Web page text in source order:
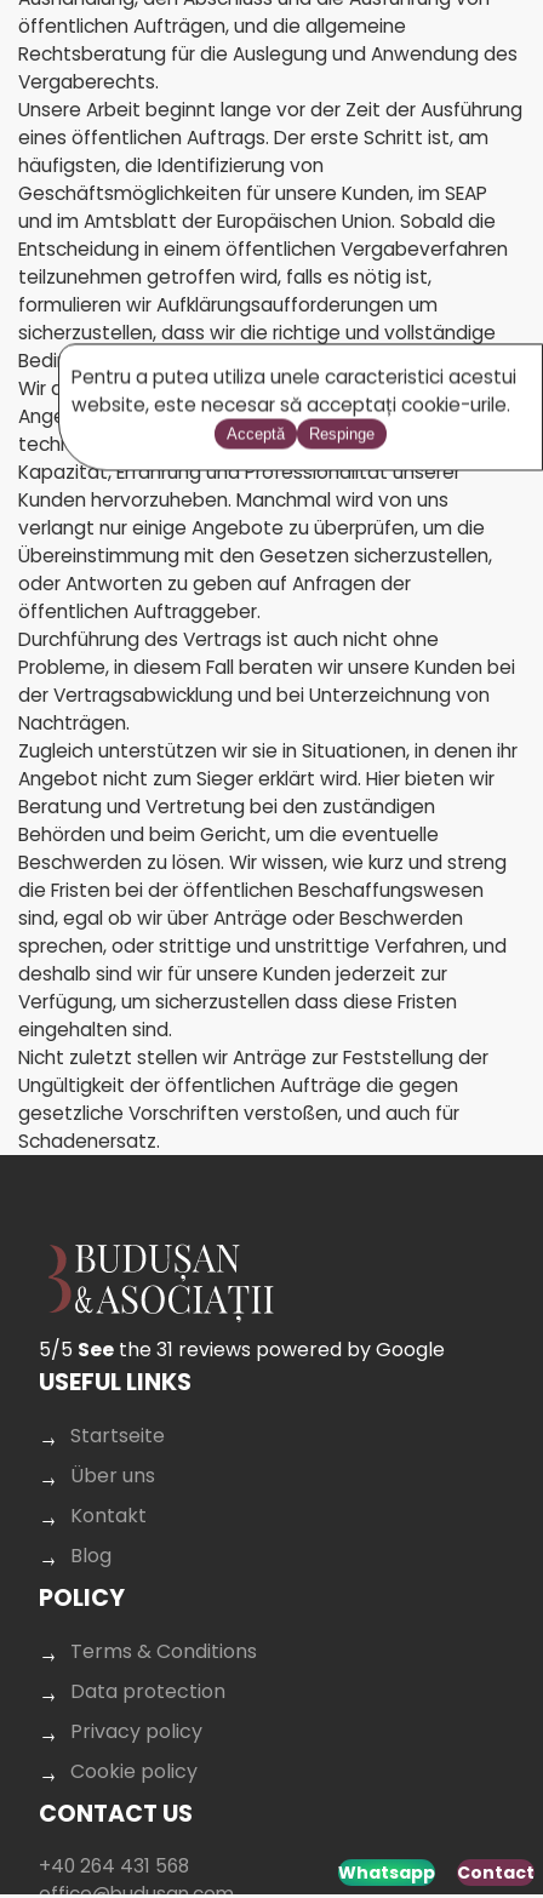
öffentlichen Aufträgen, und die allgemeine
Rechtsberatung für die Auslegung und Anwendung des
Vergaberechts.
Unsere Arbeit beginnt lange vor der Zeit der Ausführung
eines öffentlichen Auftrags. Der erste Schritt ist, am
häufigsten, die Identifizierung von
Geschäftsmöglichkeiten für unsere Kunden, im SEAP
und im Amtsblatt der Europäischen Union. Sobald die
Entscheidung in einem öffentlichen Vergabeverfahren
teilzunehmen getroffen wird, falls es nötig ist,
formulieren wir Aufklärungsaufforderungen um
sicherzustellen, dass wir die richtige und vollständige
Bedingungen und Informationen kennen.
Wir arbeiten mit Experten bei der Ausarbeitung von
Angeboten für die Teilnahme, auch im Falle von
technischen und finanziellen Angeboten, um die
Kapazität, Erfahrung und Professionalität unserer
Kunden hervorzuheben. Manchmal wird von uns
verlangt nur einige Angebote zu überprüfen, um die
Übereinstimmung mit den Gesetzen sicherzustellen,
oder Antworten zu geben auf Anfragen der
öffentlichen Auftraggeber.
Durchführung des Vertrags ist auch nicht ohne
Probleme, in diesem Fall beraten wir unsere Kunden bei
der Vertragsabwicklung und bei Unterzeichnung von
Nachträgen.
Zugleich unterstützen wir sie in Situationen, in denen ihr
Angebot nicht zum Sieger erklärt wird. Hier bieten wir
Beratung und Vertretung bei den zuständigen
Behörden und beim Gericht, um die eventuelle
Beschwerden zu lösen. Wir wissen, wie kurz und streng
die Fristen bei der öffentlichen Beschaffungswesen
sind, egal ob wir über Anträge oder Beschwerden
sprechen, oder strittige und unstrittige Verfahren, und
deshalb sind wir für unsere Kunden jederzeit zur
Verfügung, um sicherzustellen dass diese Fristen
eingehalten sind.
Nicht zuletzt stellen wir Anträge zur Feststellung der
Ungültigkeit der öffentlichen Aufträge die gegen
gesetzliche Vorschriften verstoßen, und auch für
Schadenersatz.
Whatsapp Contact
5/5 See the 31 reviews powered by Google
USEFUL LINKS
Startseite
Über uns
Kontakt
Blog
POLICY
Terms & Conditions
Data protection
Privacy policy
Cookie policy
CONTACT US
+40 264 431 568
Pentru a putea utiliza unele caracteristici acestui
website, este necesar să acceptați cookie-urile.
Acceptă Respinge